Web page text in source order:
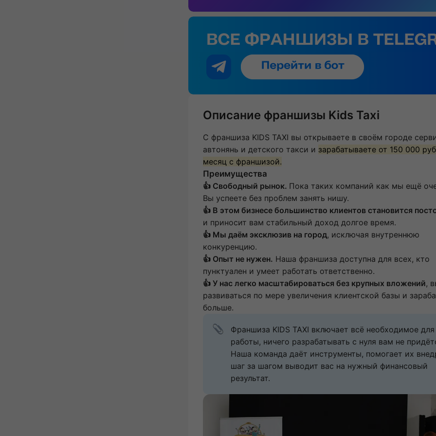
Описание франшизы Kids Taxi
С франшиза KIDS TAXI вы открываете в своём городе
автонянь и детского такси и зарабатываете от 150 000
месяц с франшизой.
Преимущества
👍 Свободный рынок. Пока таких компаний как мы ещё
Вы успеете без проблем занять нишу.
👍 В этом бизнесе большинство клиентов становится
и приносит вам стабильный доход долгое время.
👍 Мы даём эксклюзив на город, исключая внутреннюю
конкуренцию.
👍 Опыт не нужен. Наша франшиза доступна для всех, кто
пунктуален и умеет работать ответственно.
👍 У нас легко масштабироваться без крупных вложений,
развиваться по мере увеличения клиентской базы и
больше.
Франшиза KIDS TAXI включает всё необходимое для
работы, ничего разрабатывать с нуля вам не
Наша команда даёт инструменты, помогает их
шаг за шагом выводит вас на нужный финансовый
результат.